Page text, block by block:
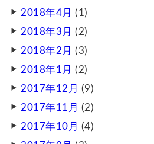
2018年4月 (1)
2018年3月 (2)
2018年2月 (3)
2018年1月 (2)
2017年12月 (9)
2017年11月 (2)
2017年10月 (4)